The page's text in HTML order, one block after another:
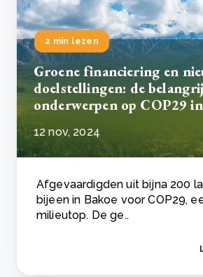
2 min lezen
Groene financiering en
doelstellingen: de
onderwerpen op COP29
12 nov, 2024
Afgevaardigden uit bijna 200
bijeen in Bakoe voor COP29,
milieutop. De ge..